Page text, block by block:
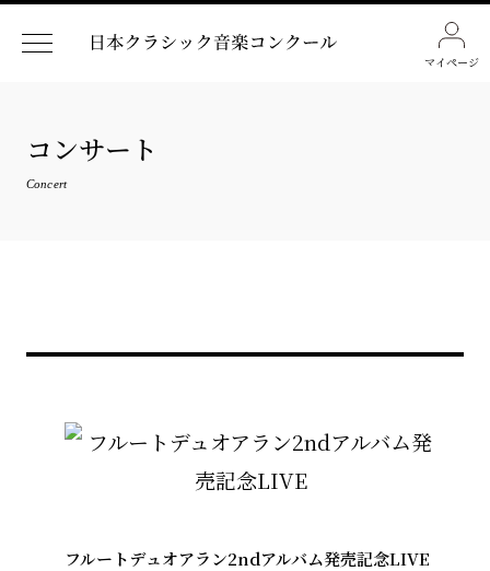
マイページ
コンサート
Concert
フルートデュオアラン2ndアルバム発売記念LIVE